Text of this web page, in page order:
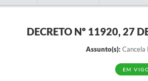
DECRETO Nº 11920, 27
Assunto(s): Cancela
EM